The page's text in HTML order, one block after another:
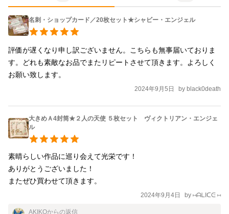
名刺・ショップカード／20枚セット★シャビー・エンジェル
評価が遅くなり申し訳ございません。こちらも無事届いておりま
す。どれも素敵なお品でまたリピートさせて頂きます。よろしく
お願い致します。
2024年9月5日 by black0death
大きめＡ4封筒★２人の天使 ５枚セット ヴィクトリアン・エンジェ
ル
素晴らしい作品に巡り会えて光栄です！
ありがとうございました！
またぜひ買わせて頂きます。
2024年9月4日 by ⑅ᗩᒪIᑕᕮ ⑅
AKIKOからの返信